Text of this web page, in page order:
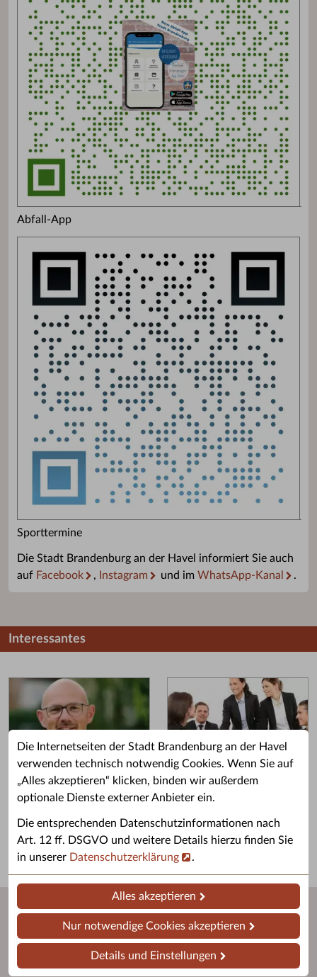
Die Internetseiten der Stadt Brandenburg an der Havel
verwenden technisch notwendig Cookies. Wenn Sie auf
„Alles akzeptieren“ klicken, binden wir außerdem
optionale Dienste externer Anbieter ein.
Die entsprechenden Datenschutzinformationen nach
Art. 12 ff. DSGVO und weitere Details hierzu finden Sie
in unserer Datenschutzerklärung .
Alles akzeptieren
Nur notwendige Cookies akzeptieren
Details und Einstellungen
Abfall-App
Sporttermine
Die Stadt Brandenburg an der Havel informiert Sie auch
auf Facebook , Instagram und im WhatsApp-Kanal .
Interessantes
Grußwort des OB